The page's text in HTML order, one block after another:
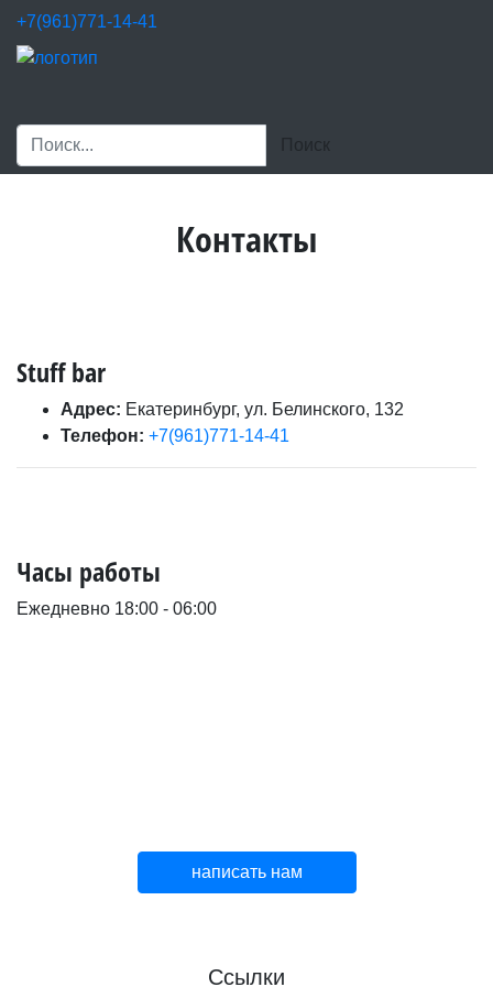
+7(961)771-14-41
Контакты
Stuff bar
Адрес: Екатеринбург, ул. Белинского, 132
Телефон: +7(961)771-14-41
Часы работы
Ежедневно 18:00 - 06:00
написать нам
Ссылки